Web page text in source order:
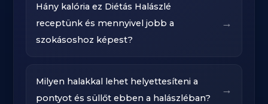
Hány kalória ez Diétás Halászlé
receptünk és mennyivel jobb a
szokásoshoz képest?
→
Milyen halakkal lehet helyettesíteni a
pontyot és süllőt ebben a halászléban?
→